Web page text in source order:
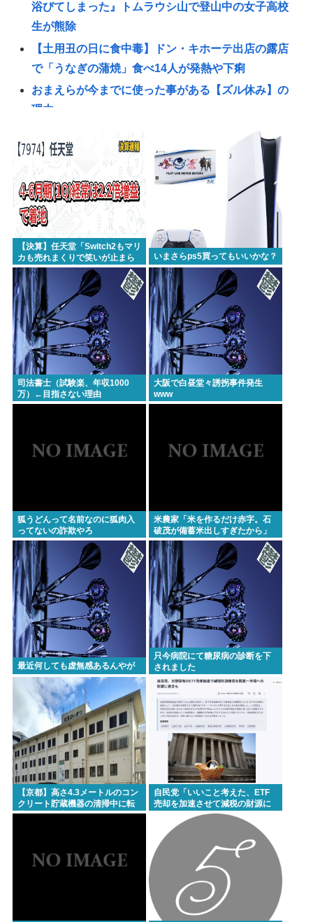
浴びてしまった』トムラウシ山で登山中の女子高校
生が熊除
【土用丑の日に食中毒】ドン・キホーテ出店の露店
で「うなぎの蒲焼」食べ14人が発熱や下痢
おまえらが今までに使った事がある【ズル休み】の
理由
【悲報】女子自転車競技、ブラに綿を詰めまくって
空気抵抗を減らすチート技が発覚ｗｗｗ
パズー「お父さん嘘つき呼ばわりされて死んじゃっ
た」ってセリフあるけど、どんな自殺方法だった
の？
「バス停にされてる？」幼稚園バスが自宅前に“無断
停車” 敷地内に侵入も…保護者マナーに「我慢の限
界」
重大インシデント該当せず、ANAと国交省機の接近
で航空機衝突防止装置（TCAS）の警報が作動したト
ラブル、羽田空港沖、全日空に通知
【悲報】高市さん、非核三原則「今後も堅持してい
く」の表現を削除www
中国SNS なぜフランス人はこれほど日本が好きな
【東京】睡眠時無呼吸症候群診断後に死亡事故=運転
ディズニーのおいなり巻（600円）、卑猥すぎて賛否
両論www
Powered by livedoor 相互RSS
【決算】任天堂「Switch2もマリ
カも売れまくりで笑いが止まら
んどすえ！」連結経常利益は前
年同期比2.2倍の2061億円に
いまさらps5買ってもいいかな？
司法書士（試験楽、年収1000
万）←目指さない理由
大阪で白昼堂々誘拐事件発生
www
狐うどんって名前なのに狐肉入
ってないの詐欺やろ
米農家「米を作るだけ赤字。石
破茂が備蓄米出しすぎたから」
さすがに食べて応援しようよ
最近何しても虚無感あるんやが
只今病院にて糖尿病の診断を下
されました
【京都】高さ4.3メートルのコン
クリート貯蔵機器の清掃中に転
落し男性死亡、伏見区の工場
自民党「いいこと考えた、ETF
売却を加速させて減税の財源に